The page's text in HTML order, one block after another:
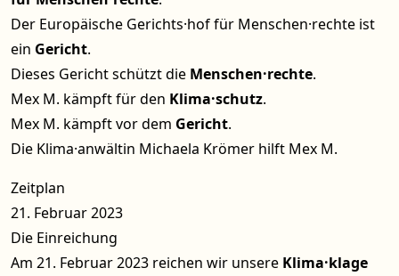
Der Europäische Gerichts·hof für Menschen·rechte ist
ein Gericht.
Dieses Gericht schützt die Menschen·rechte.
Mex M. kämpft für den Klima·schutz.
Mex M. kämpft vor dem Gericht.
Die Klima·anwältin Michaela Krömer hilft Mex M.
Zeitplan
21. Februar 2023
Die Einreichung
Am 21. Februar 2023 reichen wir unsere Klima·klage